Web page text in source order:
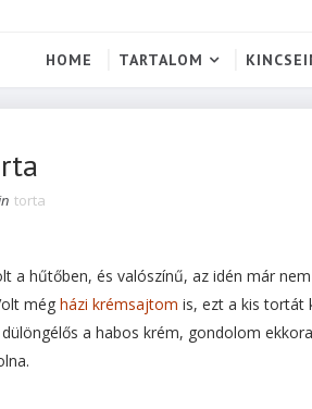
HOME TARTALOM
torta
a hűtőben, és valószínű, az idén már
még házi krémsajtom is, ezt a kis tortát
a habos krém, gondolom